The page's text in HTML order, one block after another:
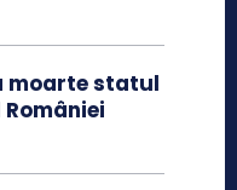
moarte statul